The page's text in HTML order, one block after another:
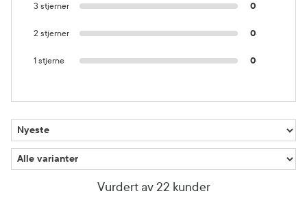
3 stjerner 0
2 stjerner 0
1 stjerne 0
Vurdert av 22 kunder